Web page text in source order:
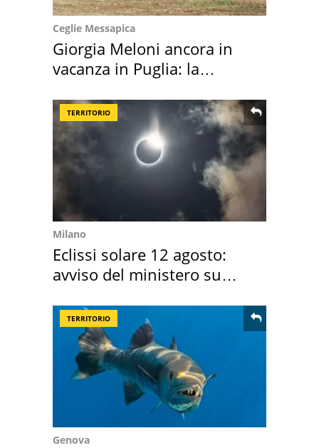
Ceglie Messapica
Giorgia Meloni ancora in
vacanza in Puglia: la
TERRITORIO
Milano
Eclissi solare 12 agosto:
avviso del ministero su
TERRITORIO
Genova